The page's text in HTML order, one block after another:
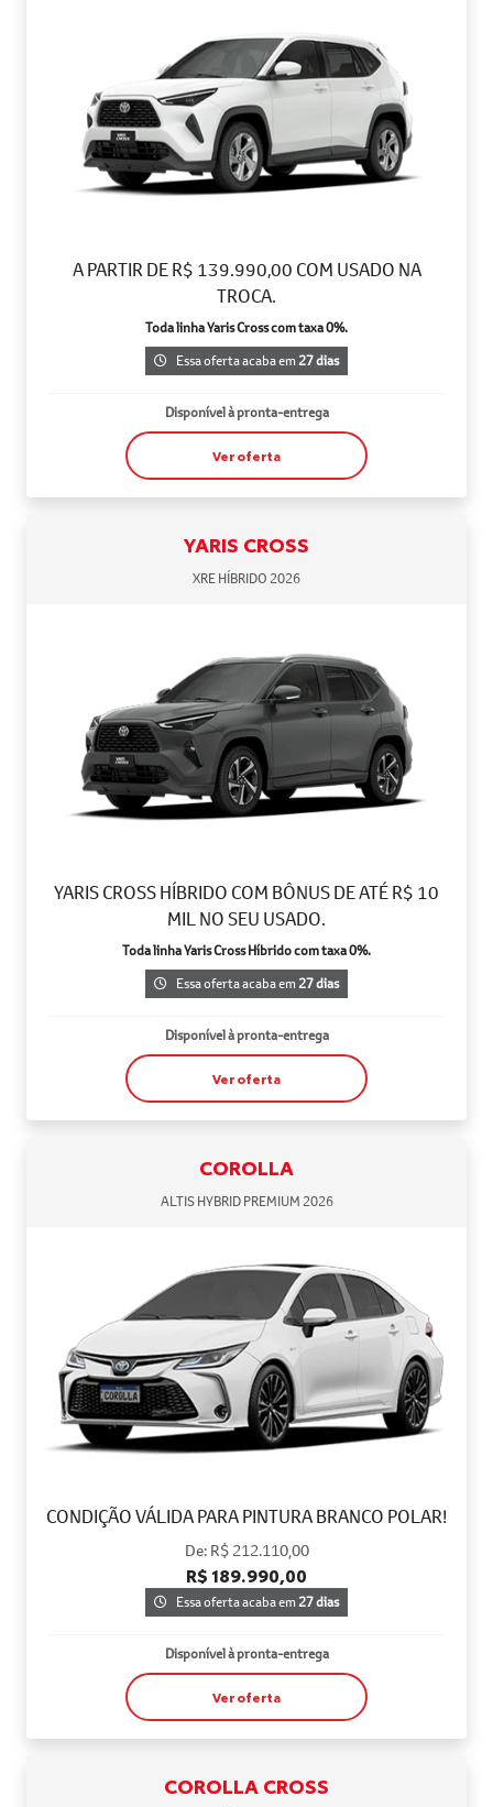
A PARTIR DE R$ 139.990,00 COM USADO NA
TROCA.
Toda linha Yaris Cross com taxa 0%.
Essa oferta acaba em27 dias
Disponível à pronta-entrega
Ver oferta
YARIS CROSS
XRE HÍBRIDO 2026
YARIS CROSS HÍBRIDO COM BÔNUS DE ATÉ R$ 10
MIL NO SEU USADO.
Toda linha Yaris Cross Híbrido com taxa 0%.
Essa oferta acaba em27 dias
Disponível à pronta-entrega
Ver oferta
COROLLA
ALTIS HYBRID PREMIUM 2026
CONDIÇÃO VÁLIDA PARA PINTURA BRANCO POLAR!
De: R$ 212.110,00
R$ 189.990,00
Essa oferta acaba em27 dias
Disponível à pronta-entrega
Ver oferta
COROLLA CROSS